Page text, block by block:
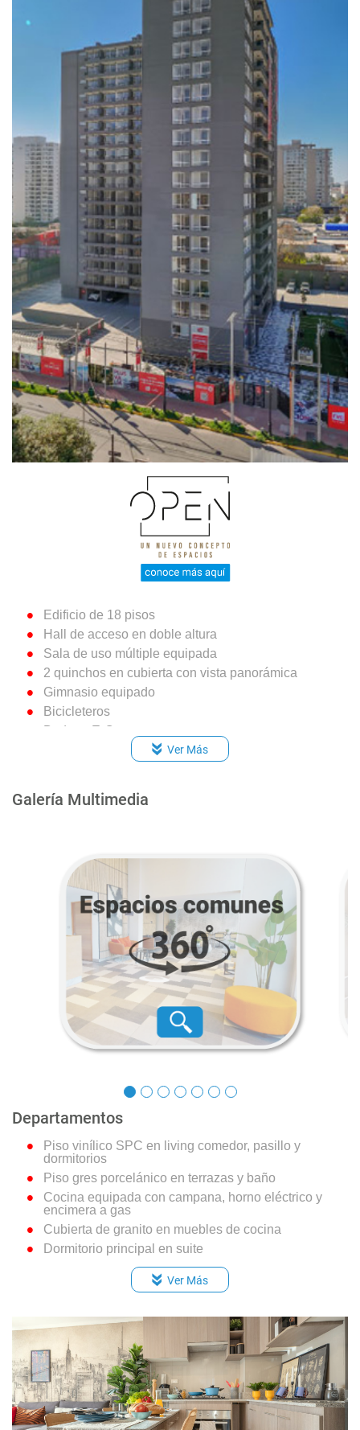
Edificio de 18 pisos
Hall de acceso en doble altura
Sala de uso múltiple equipada
2 quinchos en cubierta con vista panorámica
Gimnasio equipado
Bicicleteros
Bodega E-Commerce
Accesos controlados por circuito cerrado de TV
Alarma en puerta de acceso en todos los
departamentos
Instalación de citofonía conectada a conserjería
Equipo electrógeno de emergencia en
subterráneo
Ver Más
Galería Multimedia
Departamentos
Piso vinílico SPC en living comedor, pasillo y
dormitorios
Piso gres porcelánico en terrazas y baño
Cocina equipada con campana, horno eléctrico y
encimera a gas
Cubierta de granito en muebles de cocina
Dormitorio principal en suite
Vanitorios con mueble y cubierta de loza vítrea
Muros con papel mural en living y dormitorios
Muros con cerámica en baños
Ventanas con marco PVC
Espacio y conexión para lavadora en todos los
departamentos
Calefont individual
Ver Más